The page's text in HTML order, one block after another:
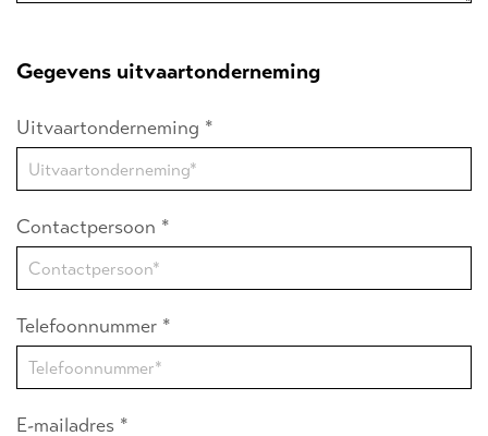
Gegevens uitvaartonderneming
Uitvaartonderneming *
Contactpersoon *
Telefoonnummer *
E-mailadres *